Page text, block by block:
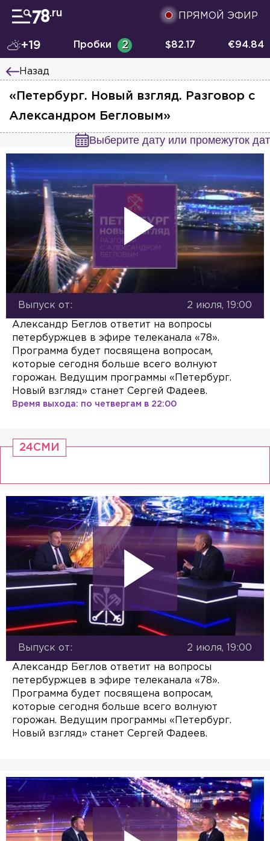
ПРЯМОЙ ЭФИР
+19 Пробки 2 $82.17 €94.84
Назад
«Петербург. Новый взгляд. Разговор с
Александром Бегловым»
Выберите дату или промежуток дат
Выпуск от: 2 июля, 19:00
Александр Беглов ответит на вопросы
петербуржцев в эфире телеканала «78».
Программа будет посвящена вопросам,
которые сегодня больше всего волнуют
горожан. Ведущим программы «Петербург.
Новый взгляд» станет Сергей Фадеев.
Время выхода: по четвергам в 22:00
24СМИ
Выпуск от: 2 июля, 19:00
Александр Беглов ответит на вопросы
петербуржцев в эфире телеканала «78».
Программа будет посвящена вопросам,
которые сегодня больше всего волнуют
горожан. Ведущим программы «Петербург.
Новый взгляд» станет Сергей Фадеев.